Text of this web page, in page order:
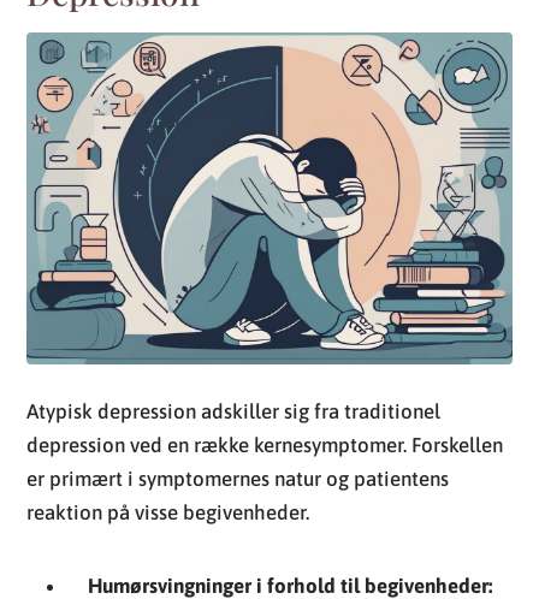
Atypisk depression adskiller sig fra traditionel
depression ved en række kernesymptomer. Forskellen
er primært i symptomernes natur og patientens
reaktion på visse begivenheder.
Humørsvingninger i forhold til begivenheder:
Et centralt træk ved atypisk depression er, at
patientens humør kan forbedres midlertidigt,
når positive begivenheder finder sted. Dette er
afgørende faktorer, der adskiller atypisk